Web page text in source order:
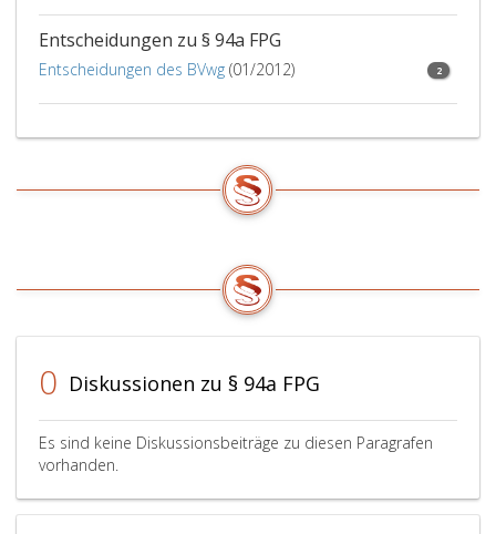
Entscheidungen zu § 94a FPG
Entscheidungen des BVwg (01/2012) 2
0 Diskussionen zu § 94a FPG
Es sind keine Diskussionsbeiträge zu diesen Paragrafen
vorhanden.